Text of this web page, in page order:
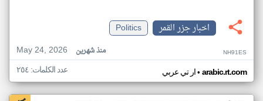
اخبار جزر القمر
Politics
May 24, 2026
منذ شهرين NH91ES
ار تي عربي• arabic.rt.com عدد الكلمات: ٢٥٤